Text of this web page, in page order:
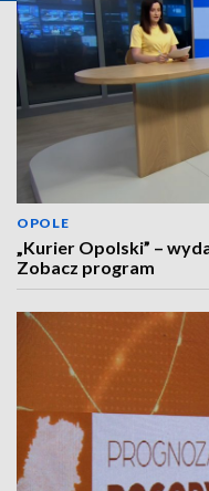
OPOLE
„Kurier Opolski” –
Zobacz program